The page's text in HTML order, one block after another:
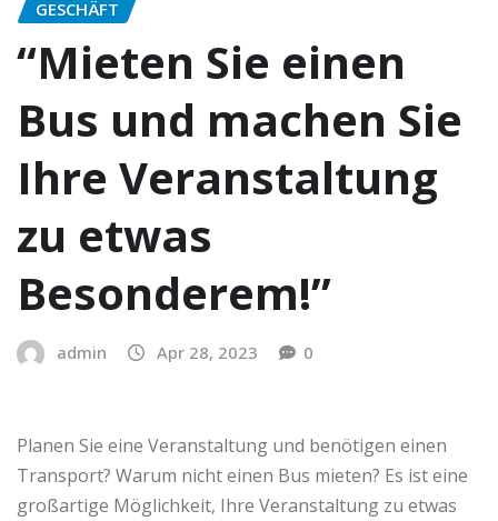
GESCHÄFT
“Mieten Sie einen
Bus und machen Sie
Ihre Veranstaltung
zu etwas
Besonderem!”
admin Apr 28, 2023 0
Planen Sie eine Veranstaltung und benötigen einen
Transport? Warum nicht einen Bus mieten? Es ist eine
großartige Möglichkeit, Ihre Veranstaltung zu etwas